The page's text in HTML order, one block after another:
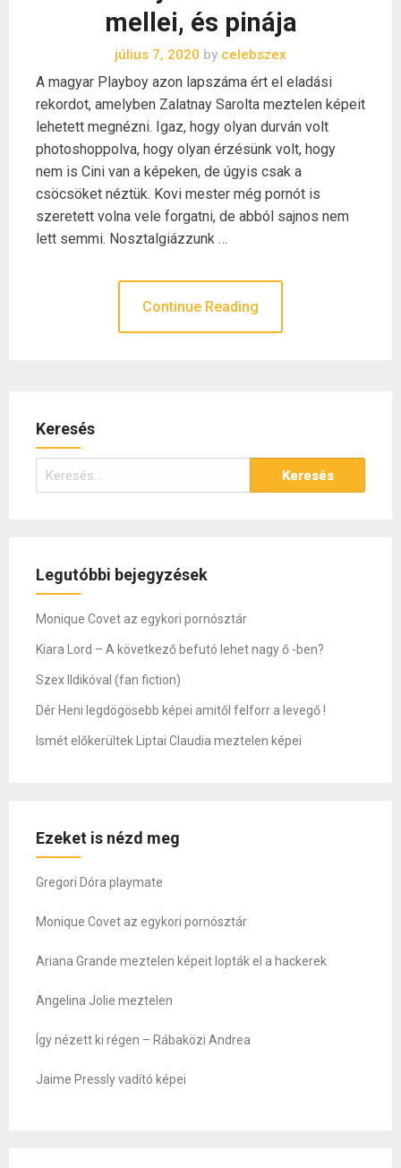
mellei, és pinája
július 7, 2020 by celebszex
A magyar Playboy azon lapszáma ért el eladási
rekordot, amelyben Zalatnay Sarolta meztelen képeit
lehetett megnézni. Igaz, hogy olyan durván volt
photoshoppolva, hogy olyan érzésünk volt, hogy
nem is Cini van a képeken, de úgyis csak a
csöcsöket néztük. Kovi mester még pornót is
szeretett volna vele forgatni, de abból sajnos nem
lett semmi. Nosztalgiázzunk …
Continue Reading
Keresés
Keresés:
Legutóbbi bejegyzések
Monique Covet az egykori pornósztár
Kiara Lord – A következő befutó lehet nagy ő -ben?
Szex Ildikóval (fan fiction)
Dér Heni legdögösebb képei amitől felforr a levegő !
Ismét előkerültek Liptai Claudia meztelen képei
Ezeket is nézd meg
Gregori Dóra playmate
Monique Covet az egykori pornósztár
Ariana Grande meztelen képeit lopták el a hackerek
Angelina Jolie meztelen
Így nézett ki régen – Rábaközi Andrea
Jaime Pressly vadító képei